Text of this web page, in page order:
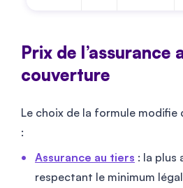
Prix de l’assurance
couverture
Le choix de la formule
:
Assurance au tiers : la plus
respectant le minimum